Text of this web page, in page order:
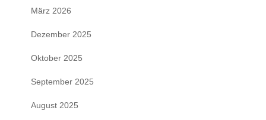
März 2026
Dezember 2025
Oktober 2025
September 2025
August 2025